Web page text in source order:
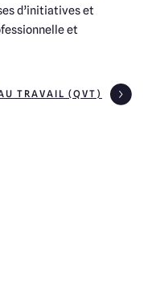
d’initiatives et
et
TRAVAIL (QVT)